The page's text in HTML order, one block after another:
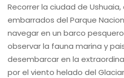
Recorrer la ciudad de
embarrados del Parque
navegar en un barco
observar la fauna marina y
desembarcar en la
por el viento helado del